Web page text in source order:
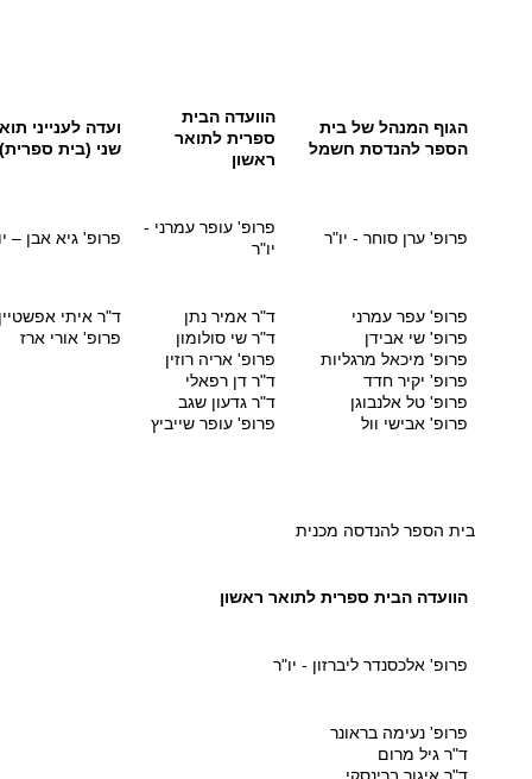
הגוף המנהל של בית
הספר להנדסת חשמל
הוועדה הבית
ספרית לתואר ​
ראשון
ועדה לענייני
שני (בית ספרית)
פרופ' ערן סוחר - יו"ר
פרופ' עופר עמרני -
יו"ר
פרופ' גיא אבן –
פרופ' עפר עמרני
פרופ' שי אבידן
פרופ' מיכאל מרגליות
פרופ' יקיר חדד
פרופ' טל אלנבוגן
פרופ' אבישי וול
ד"ר אמיר נתן
ד"ר שי סולומון
פרופ' אריה רוזין
ד"ר דן רפאלי
ד"ר גדעון שגב
פרופ' עופר שייביץ
ד"ר איתי
פרופ' אורי ארז
בית הספר להנדסה מכנית
הוועדה הבית ספרית לתואר ראשון
פרופ' אלכסנדר ליברזון - יו"ר
פרופ' נעימה בראונר
ד"ר גיל מרום
ד"ר איגור ברינסקי